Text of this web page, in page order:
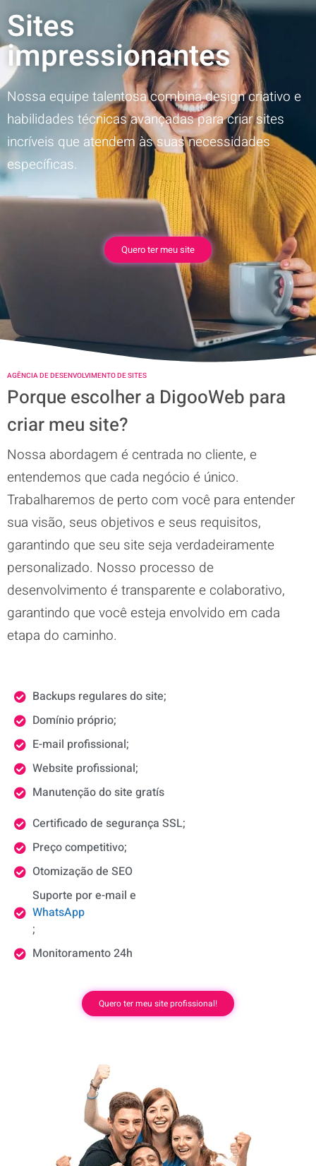
Sites
impressionantes
Nossa equipe talentosa combina design criativo e
habilidades técnicas avançadas para criar sites
incríveis que atendem às suas necessidades
específicas.
Quero ter meu site
AGÊNCIA DE DESENVOLVIMENTO DE SITES
Porque escolher a DigooWeb para
criar meu site?
Nossa abordagem é centrada no cliente, e
entendemos que cada negócio é único.
Trabalharemos de perto com você para entender
sua visão, seus objetivos e seus requisitos,
garantindo que seu site seja verdadeiramente
personalizado. Nosso processo de
desenvolvimento é transparente e colaborativo,
garantindo que você esteja envolvido em cada
etapa do caminho.
Backups regulares do site;
Domínio próprio;
E-mail profissional;
Website profissional;
Manutenção do site gratís
Certificado de segurança SSL;
Preço competitivo;
Otomização de SEO
Suporte por e-mail e
WhatsApp
;
Monitoramento 24h
Quero ter meu site profissional!